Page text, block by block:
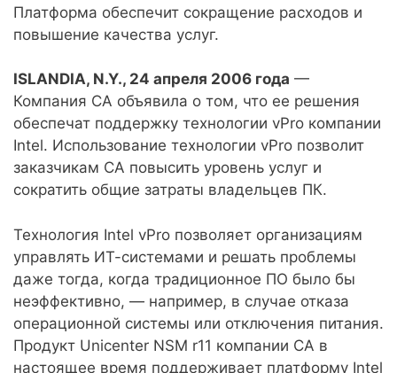
Платформа обеспечит сокращение расходов и
повышение качества услуг.
ISLANDIA, N.Y., 24 апреля 2006 года —
Компания CA объявила о том, что ее решения
обеспечат поддержку технологии vPro компании
Intel. Использование технологии vPro позволит
заказчикам CA повысить уровень услуг и
сократить общие затраты владельцев ПК.
Технология Intel vPro позволяет организациям
управлять ИТ-системами и решать проблемы
даже тогда, когда традиционное ПО было бы
неэффективно, — например, в случае отказа
операционной системы или отключения питания.
Продукт Unicenter NSM r11 компании CA в
настоящее время поддерживает платформу Intel